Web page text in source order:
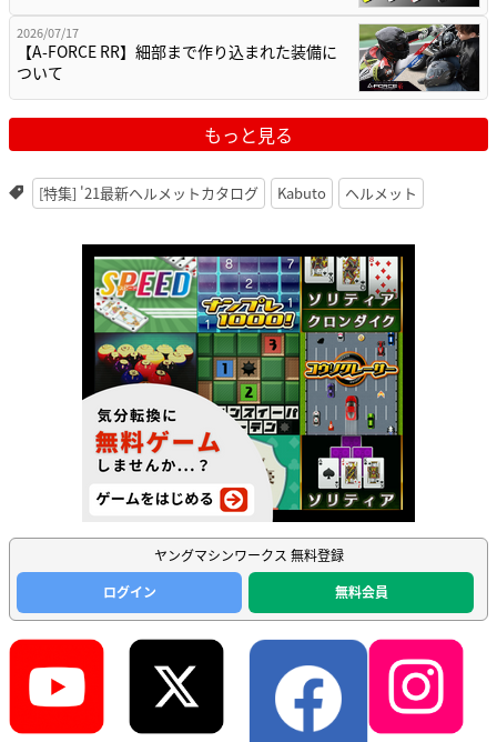
2026/07/17
【A-FORCE RR】細部まで作り込まれた装備に
ついて
もっと見る
[特集] '21最新ヘルメットカタログ Kabuto ヘルメット
ヤングマシンワークス 無料登録
ログイン
無料会員